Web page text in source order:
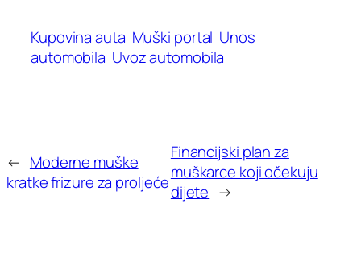
Kupovina auta Muški portal Unos
automobila Uvoz automobila
← Moderne muške
kratke frizure za proljeće
Financijski plan za
muškarce koji očekuju
dijete →